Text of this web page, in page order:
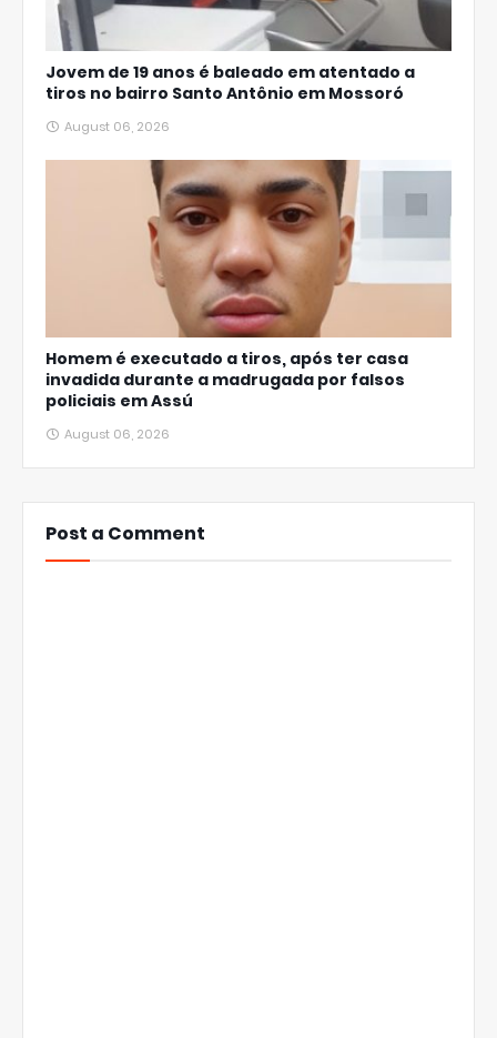
Jovem de 19 anos é baleado em atentado a
tiros no bairro Santo Antônio em Mossoró
August 06, 2026
Homem é executado a tiros, após ter casa
invadida durante a madrugada por falsos
policiais em Assú
August 06, 2026
Post a Comment